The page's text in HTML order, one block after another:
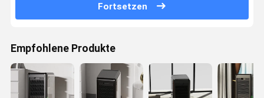
Fortsetzen
Empfohlene Produkte